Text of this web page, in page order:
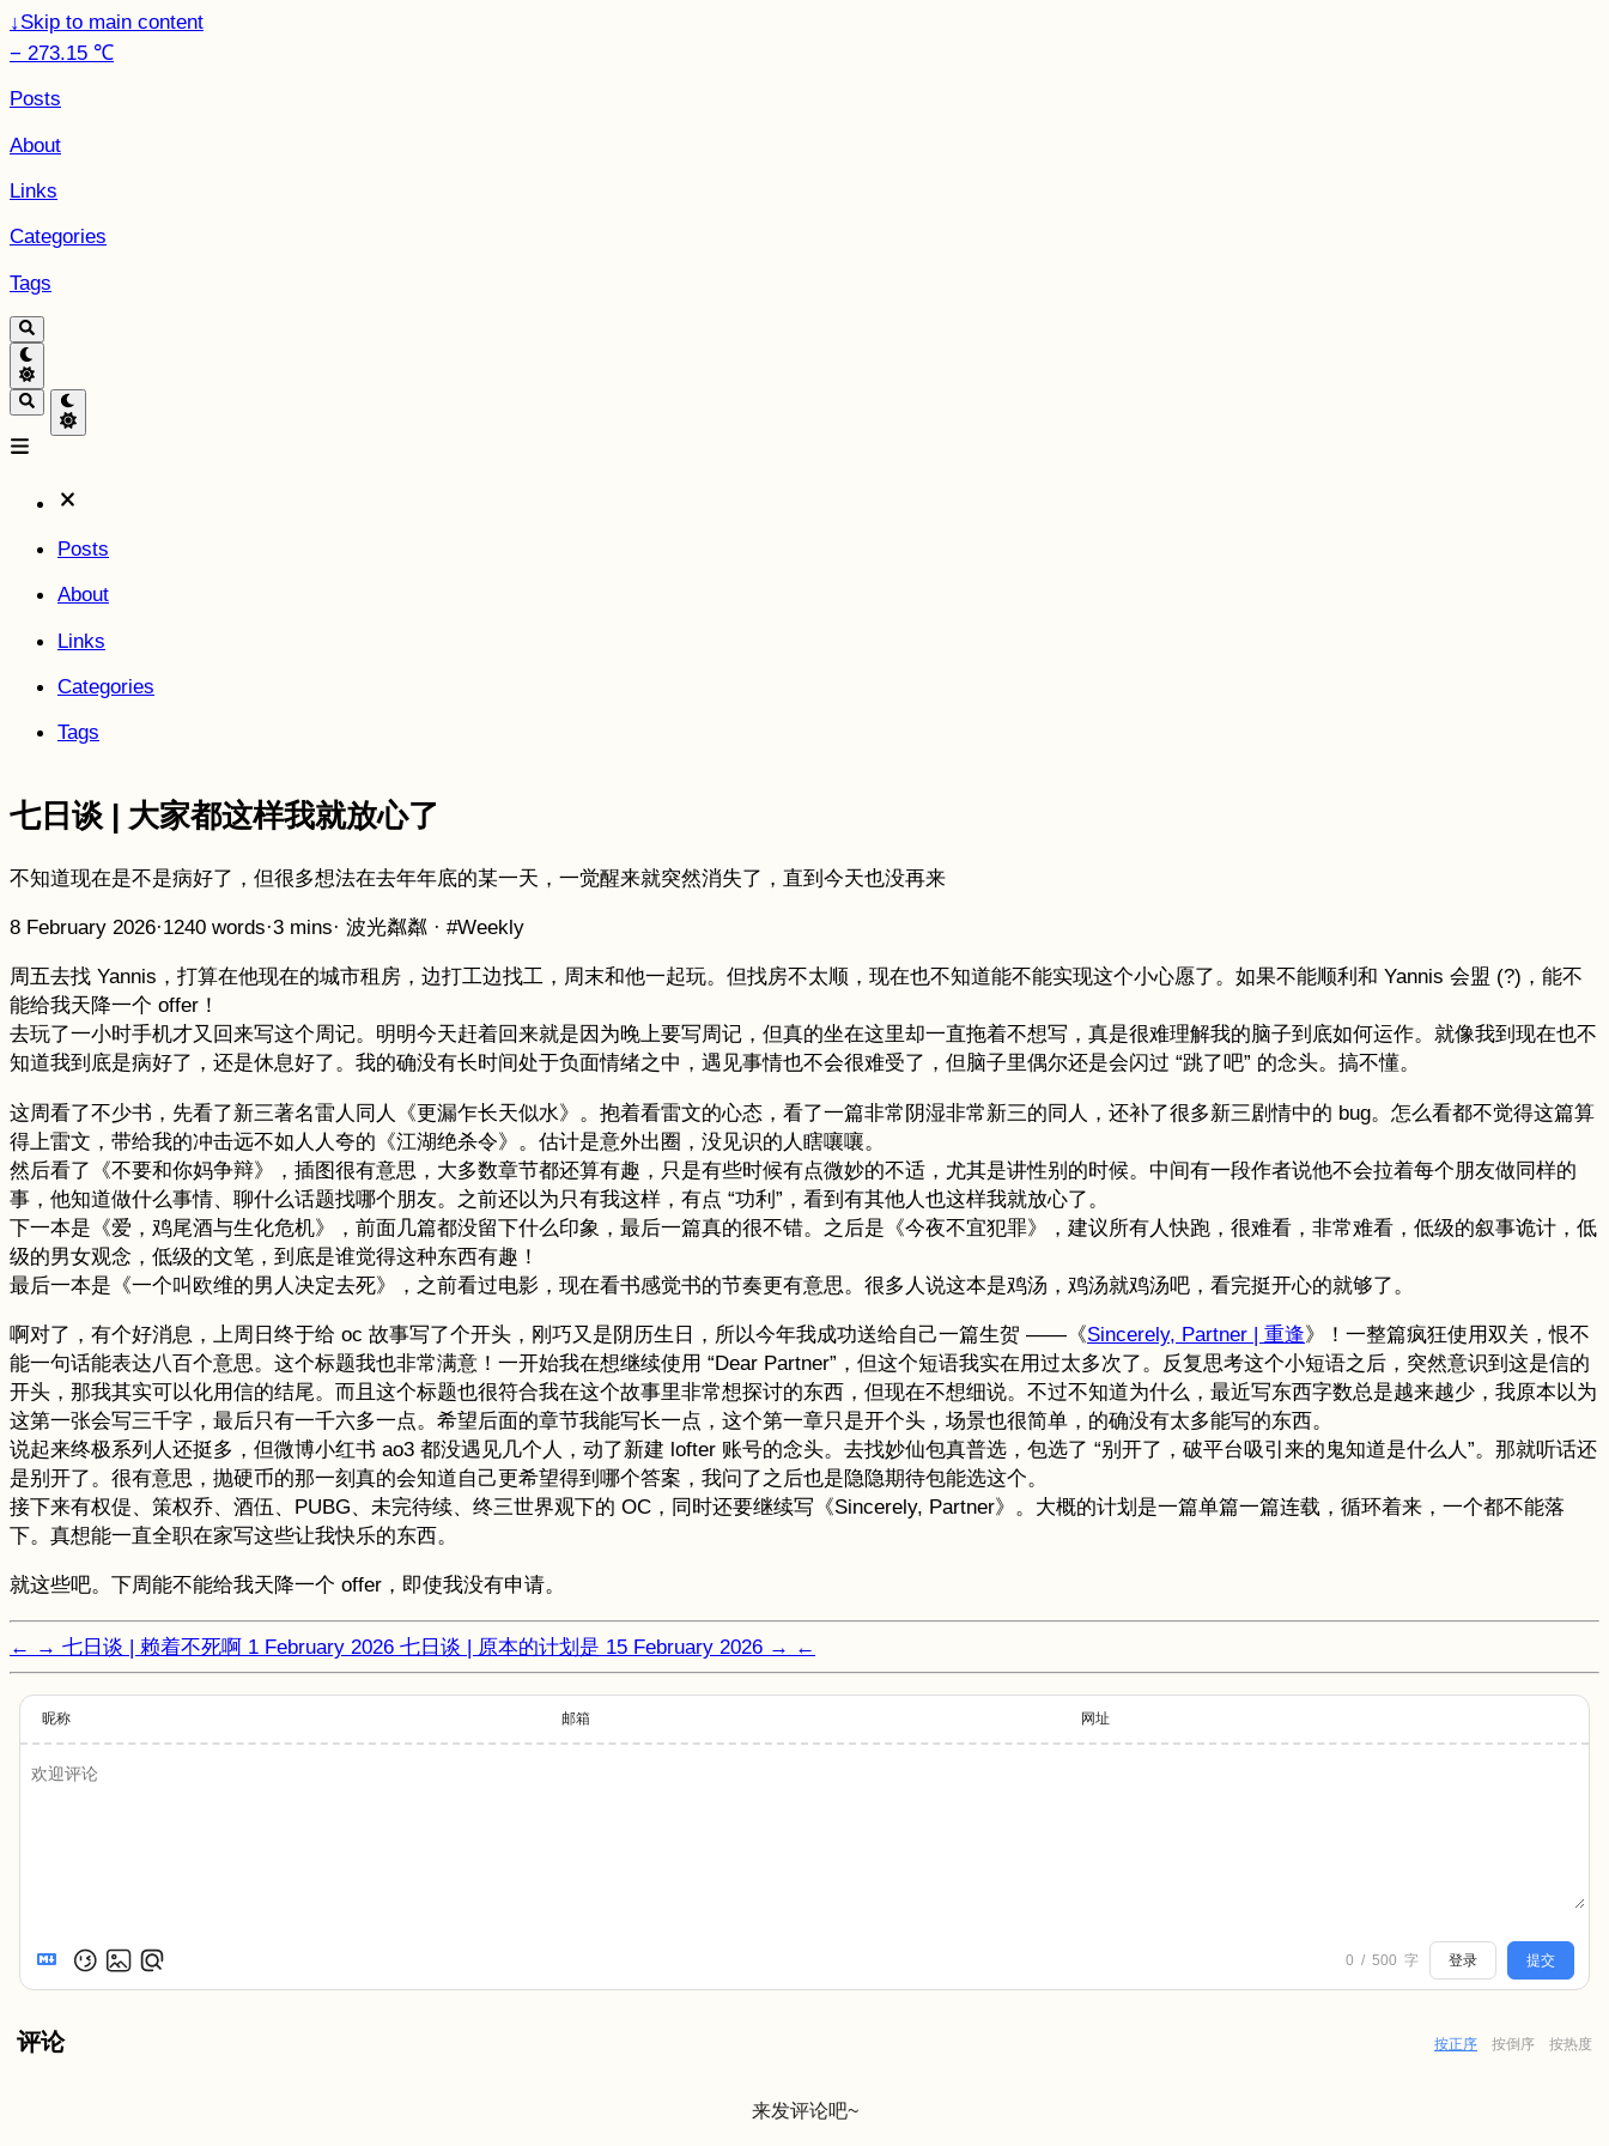
↓Skip to main content
− 273.15 ℃
Posts
About
Links
Categories
Tags
Posts
About
Links
Categories
Tags
七日谈 | 大家都这样我就放心了
不知道现在是不是病好了，但很多想法在去年年底的某一天，一觉醒来就突然消失了，直到今天也没再来
8 February 2026·1240 words·3 mins· 波光粼粼 · #Weekly
周五去找 Yannis，打算在他现在的城市租房，边打工边找工，周末和他一起玩。但找房不太顺，现在也不知道能不能实现这个小心愿了。如果不能顺利和 Yannis 会盟 (?)，能不
能给我天降一个 offer！
去玩了一小时手机才又回来写这个周记。明明今天赶着回来就是因为晚上要写周记，但真的坐在这里却一直拖着不想写，真是很难理解我的脑子到底如何运作。就像我到现在也不
知道我到底是病好了，还是休息好了。我的确没有长时间处于负面情绪之中，遇见事情也不会很难受了，但脑子里偶尔还是会闪过 “跳了吧” 的念头。搞不懂。
这周看了不少书，先看了新三著名雷人同人《更漏乍长天似水》。抱着看雷文的心态，看了一篇非常阴湿非常新三的同人，还补了很多新三剧情中的 bug。怎么看都不觉得这篇算
得上雷文，带给我的冲击远不如人人夸的《江湖绝杀令》。估计是意外出圈，没见识的人瞎嚷嚷。
然后看了《不要和你妈争辩》，插图很有意思，大多数章节都还算有趣，只是有些时候有点微妙的不适，尤其是讲性别的时候。中间有一段作者说他不会拉着每个朋友做同样的
事，他知道做什么事情、聊什么话题找哪个朋友。之前还以为只有我这样，有点 “功利”，看到有其他人也这样我就放心了。
下一本是《爱，鸡尾酒与生化危机》，前面几篇都没留下什么印象，最后一篇真的很不错。之后是《今夜不宜犯罪》，建议所有人快跑，很难看，非常难看，低级的叙事诡计，低
级的男女观念，低级的文笔，到底是谁觉得这种东西有趣！
最后一本是《一个叫欧维的男人决定去死》，之前看过电影，现在看书感觉书的节奏更有意思。很多人说这本是鸡汤，鸡汤就鸡汤吧，看完挺开心的就够了。
啊对了，有个好消息，上周日终于给 oc 故事写了个开头，刚巧又是阴历生日，所以今年我成功送给自己一篇生贺 ——《Sincerely, Partner | 重逢》！一整篇疯狂使用双关，恨不
能一句话能表达八百个意思。这个标题我也非常满意！一开始我在想继续使用 “Dear Partner”，但这个短语我实在用过太多次了。反复思考这个小短语之后，突然意识到这是信的
开头，那我其实可以化用信的结尾。而且这个标题也很符合我在这个故事里非常想探讨的东西，但现在不想细说。不过不知道为什么，最近写东西字数总是越来越少，我原本以为
这第一张会写三千字，最后只有一千六多一点。希望后面的章节我能写长一点，这个第一章只是开个头，场景也很简单，的确没有太多能写的东西。
说起来终极系列人还挺多，但微博小红书 ao3 都没遇见几个人，动了新建 lofter 账号的念头。去找妙仙包真普选，包选了 “别开了，破平台吸引来的鬼知道是什么人”。那就听话还
是别开了。很有意思，抛硬币的那一刻真的会知道自己更希望得到哪个答案，我问了之后也是隐隐期待包能选这个。
接下来有权偍、策权乔、酒伍、PUBG、未完待续、终三世界观下的 OC，同时还要继续写《Sincerely, Partner》。大概的计划是一篇单篇一篇连载，循环着来，一个都不能落
下。真想能一直全职在家写这些让我快乐的东西。
就这些吧。下周能不能给我天降一个 offer，即使我没有申请。
← → 七日谈 | 赖着不死啊 1 February 2026 七日谈 | 原本的计划是 15 February 2026 → ←
昵称 邮箱 网址
0 / 500 字 登录 提交
评论 按正序 按倒序 按热度
来发评论吧~